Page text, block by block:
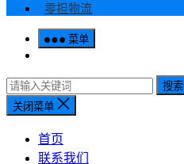
零担物流
菜单
搜索
关闭菜单
首页
联系我们